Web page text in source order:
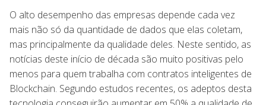
O alto desempenho das empresas depende cada vez
mais não só da quantidade de dados que elas coletam,
mas principalmente da qualidade deles. Neste sentido, as
notícias deste início de década são muito positivas pelo
menos para quem trabalha com contratos inteligentes de
Blockchain. Segundo estudos recentes, os adeptos desta